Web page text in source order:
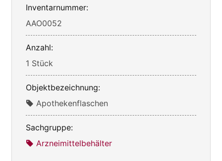
Inventarnummer:
AAO0052
Anzahl:
1 Stück
Objektbezeichnung:
Apothekenflaschen
Sachgruppe:
Arzneimittelbehälter